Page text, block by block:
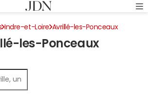
Indre-et-Loire Avrillé-les-Ponceaux
les-Ponceaux